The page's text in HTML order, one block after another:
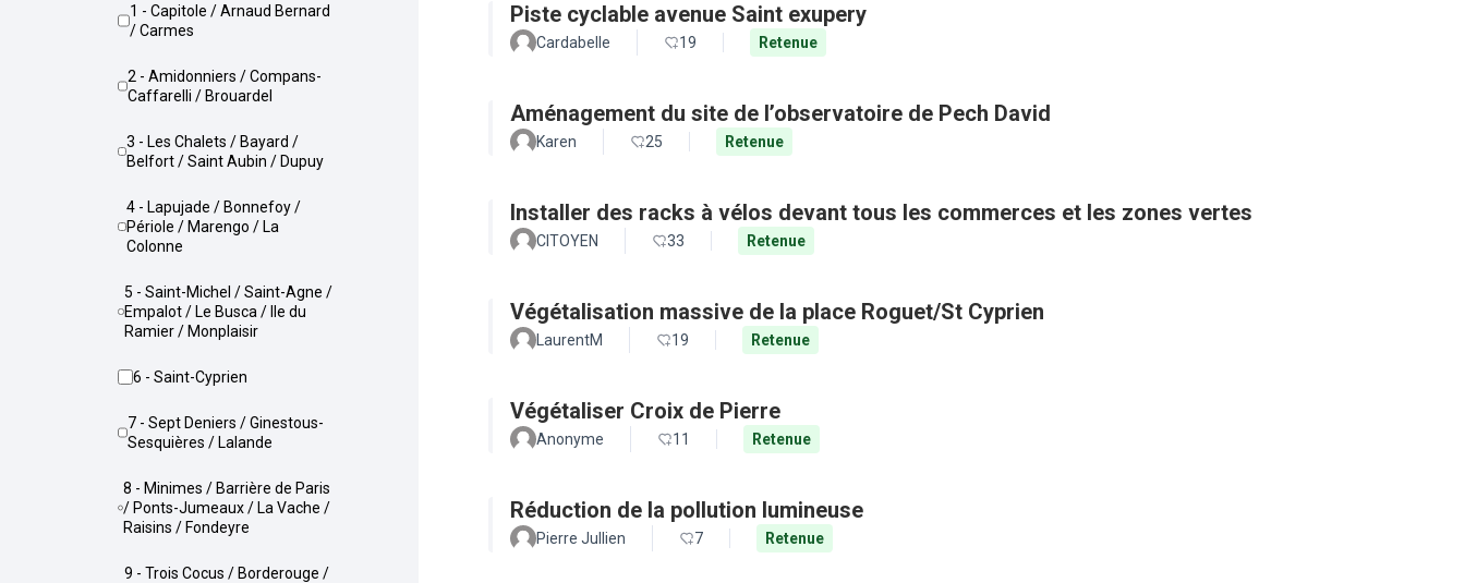
1 - Capitole / Arnaud Bernard
/ Carmes
2 - Amidonniers / Compans-
Caffarelli / Brouardel
3 - Les Chalets / Bayard /
Belfort / Saint Aubin / Dupuy
4 - Lapujade / Bonnefoy /
Périole / Marengo / La
Colonne
5 - Saint-Michel / Saint-Agne /
Empalot / Le Busca / Ile du
Ramier / Monplaisir
6 - Saint-Cyprien
7 - Sept Deniers / Ginestous-
Sesquières / Lalande
8 - Minimes / Barrière de Paris
/ Ponts-Jumeaux / La Vache /
Raisins / Fondeyre
9 - Trois Cocus / Borderouge /
Piste cyclable avenue Saint exupery
Cardabelle 19 Retenue
Aménagement du site de l’observatoire de Pech David
Karen 25 Retenue
Installer des racks à vélos devant tous les commerces et les zones vertes
CITOYEN 33 Retenue
Végétalisation massive de la place Roguet/St Cyprien
LaurentM 19 Retenue
Végétaliser Croix de Pierre
Anonyme 11 Retenue
Réduction de la pollution lumineuse
Pierre Jullien 7 Retenue